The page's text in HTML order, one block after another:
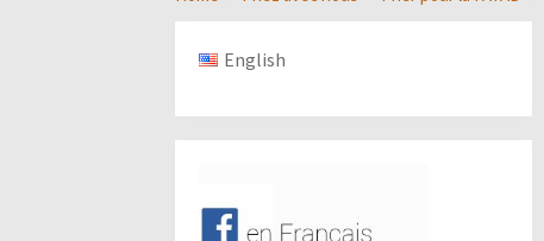
English